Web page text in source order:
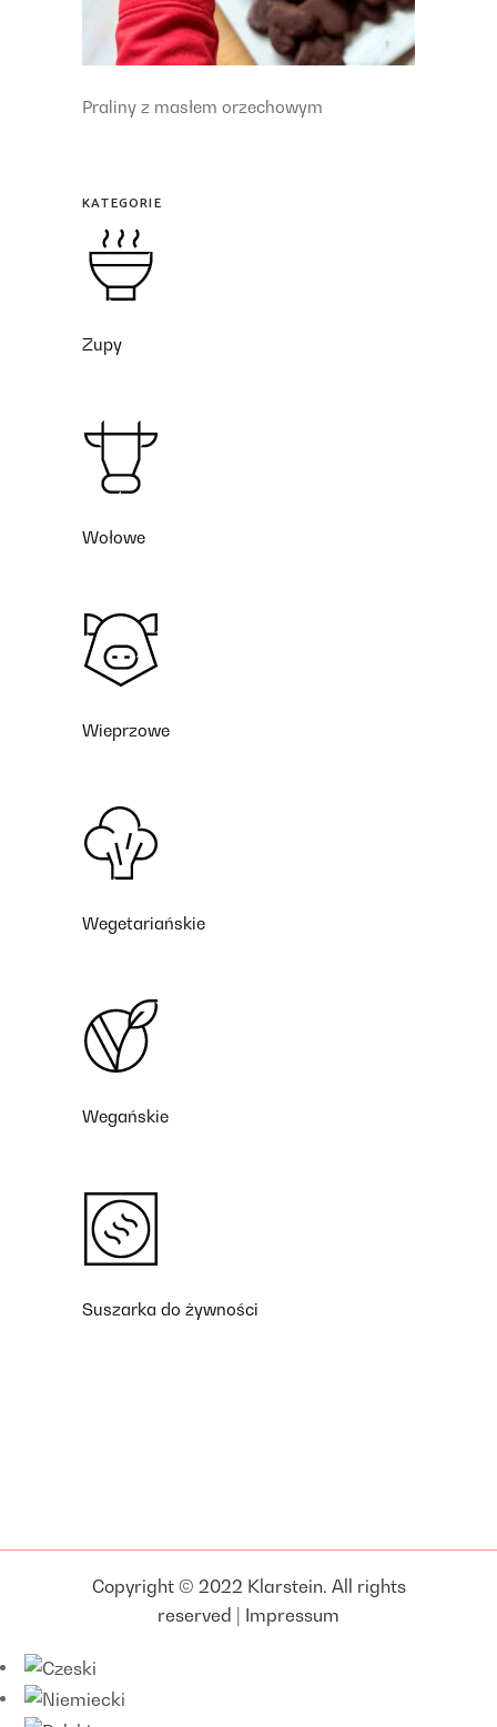
Praliny z masłem orzechowym
KATEGORIE
Zupy
Wołowe
Wieprzowe
Wegetariańskie
Wegańskie
Suszarka do żywności
Copyright © 2022 Klarstein. All rights
reserved | Impressum